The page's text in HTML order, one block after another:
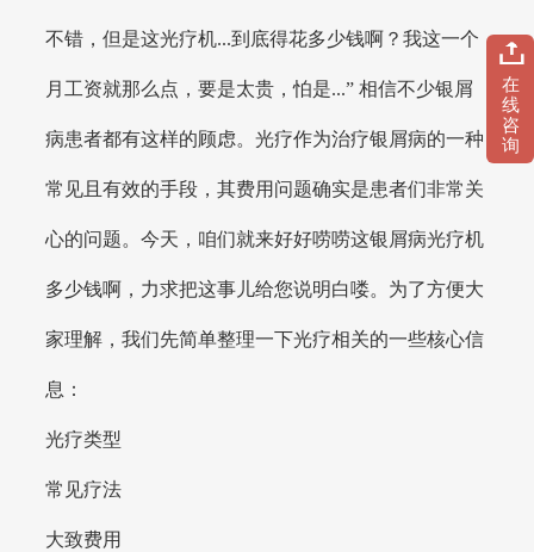
不错，但是这光疗机...到底得花多少钱啊？我这一个
月工资就那么点，要是太贵，怕是...” 相信不少银屑
病患者都有这样的顾虑。光疗作为治疗银屑病的一种
常见且有效的手段，其费用问题确实是患者们非常关
心的问题。今天，咱们就来好好唠唠这银屑病光疗机
多少钱啊，力求把这事儿给您说明白喽。为了方便大
家理解，我们先简单整理一下光疗相关的一些核心信
息：
光疗类型
常见疗法
大致费用
在
线
咨
询